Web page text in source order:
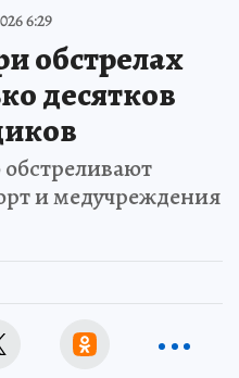
6:29
обстрелах
десятков
и медучреждения